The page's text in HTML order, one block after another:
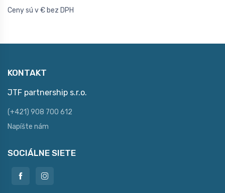
Ceny sú v € bez DPH
KONTAKT
JTF partnership s.r.o.
(+421) 908 700 612
Napíšte nám
SOCIÁLNE SIETE